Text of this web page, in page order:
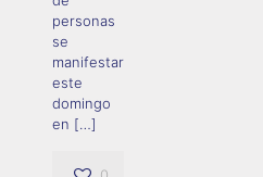
personas
se
manifestaron
este
domingo
en […]